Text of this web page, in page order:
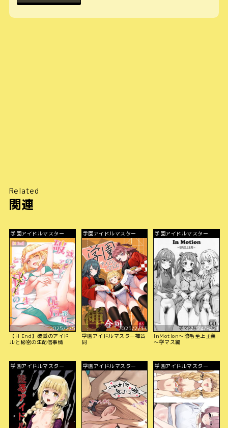
Related
関連
学園アイドルマスター
2025/2/5
【H End】破滅のアイド
ルと秘密の生配信事情
学園アイドルマスター
2025/2/13
学園アイドルマスター褌合
同
学園アイドルマスター
2024/8/21
inMotion～陰毛至上主義
～学マス編
学園アイドルマスター 学園アイドルマスター 学園アイドルマスター